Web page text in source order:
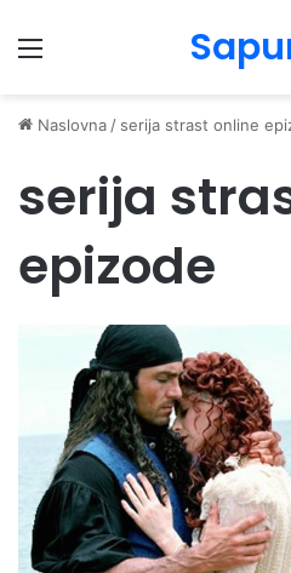
Menu
Naslovna / serija strast online
serija
epizode